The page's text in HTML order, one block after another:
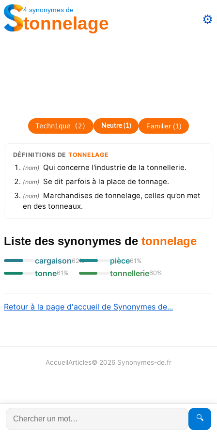
4synonymes de
tonnelage ⚙️
Technique (2) Neutre(1) Familier(1 )
DÉFINITIONS DE TONNELAGE
(nom) Qui concerne l'industrie de la tonnellerie.
(nom) Se dit parfois à la place de tonnage.
(nom) Marchandises de tonnelage, celles qu’on met
en des tonneaux.
Liste des synonymes de tonnelage
cargaison62%
tonne61 %
pièce61 %
tonnellerie60%
Retour à la page d'accueil de Synonymes de...
🔍
AccueilArticles© 2026 Synonymes-de.fr